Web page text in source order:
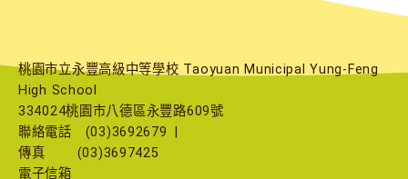
桃園市立永豐高級中等學校 Taoyuan Municipal Yung-Feng
High School
334024桃園市八德區永豐路609號
聯絡電話
(03)3692679
傳真
(03)3697425
電子信箱